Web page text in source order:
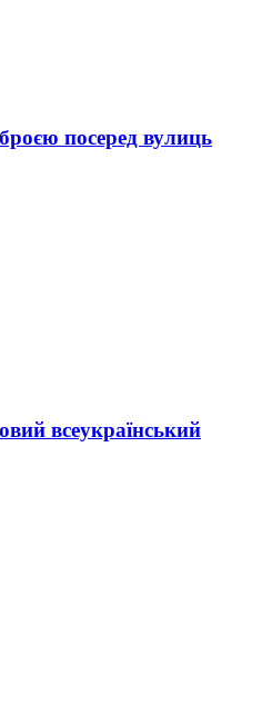
посеред вулиць
всеукраїнський